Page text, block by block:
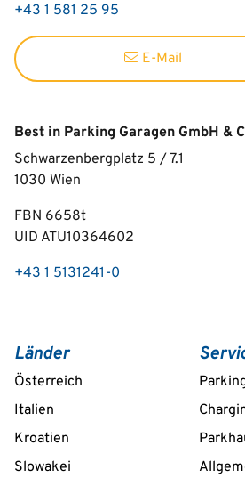
+43 1 581 25 95
E-Mail
Best in Parking Garagen GmbH &
Schwarzenbergplatz 5 / 7.1
1030 Wien
FBN 6658t
UID ATU10364602
+43 1 5131241-0
Länder
Österreich
Italien
Kroatien
Slowakei